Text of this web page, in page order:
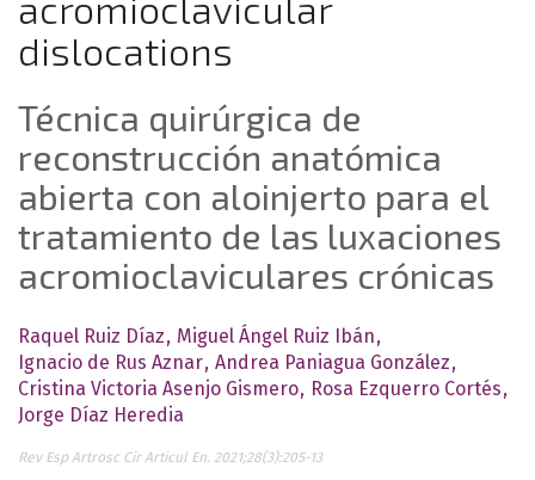
dislocations
Técnica quirúrgica de
reconstrucción anatómica
abierta con aloinjerto para el
tratamiento de las luxaciones
acromioclaviculares crónicas
Raquel Ruiz Díaz
Miguel Ángel Ruiz Ibán
Ignacio de Rus Aznar Andrea Paniagua González
Cristina Victoria Asenjo Gismero
Rosa Ezquerro Cortés
Jorge Díaz Heredia
Rev Esp Artrosc Cir Articul En. 2021;28(3):205-13